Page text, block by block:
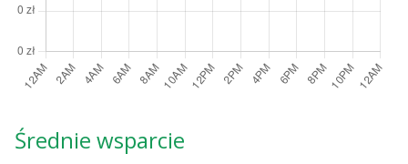
Średnie wsparcie